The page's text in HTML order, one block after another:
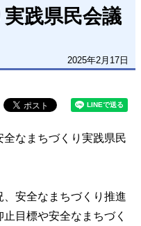
践県民会議
2025年2月17日
なまちづくり実践県民
、安全なまちづくり推進
目標や安全なまちづく